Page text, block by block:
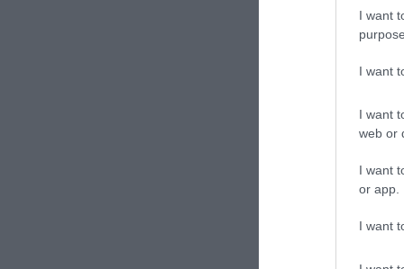
I want
I want
I want
web or
I want
or app.
I want
ΣΧΟΛΙΑΣΤΕ